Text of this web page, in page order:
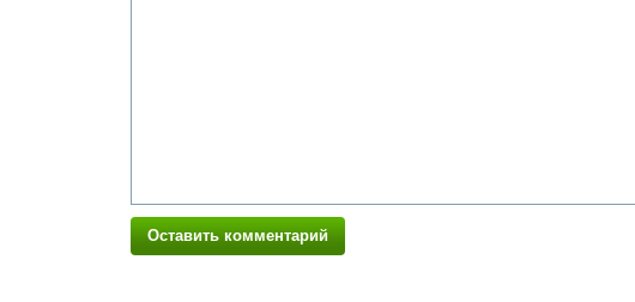
Оставить комментарий